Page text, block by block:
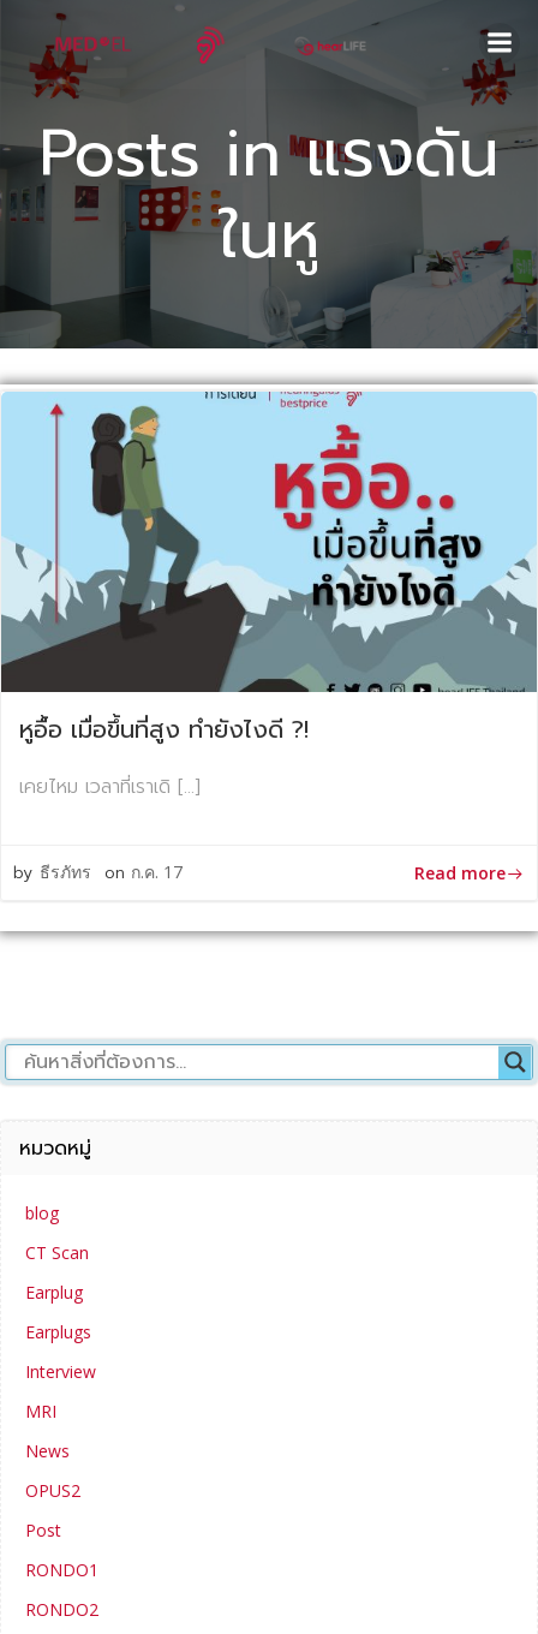
content
Posts in แรงดัน
ในหู
หูอื้อ เมื่อขึ้นที่สูง ทำยังไงดี ?!
เคยไหม เวลาที่เราเดิ […]
by ธีรภัทร on ก.ค. 17 Read more
หมวดหมู่
blog
CT Scan
Earplug
Earplugs
Interview
MRI
News
OPUS2
Post
RONDO1
RONDO2